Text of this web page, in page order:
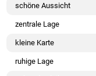
schöne Aussicht
zentrale Lage
kleine Karte
ruhige Lage